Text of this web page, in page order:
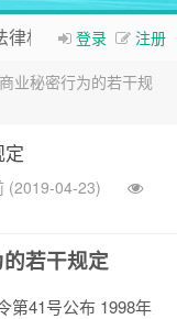
登录 注册
律相关内容
业秘密行为的若干规
(2019-04-23)
若干规定
第41号公布 1998年